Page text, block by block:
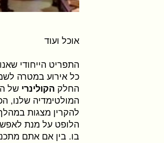
אוכל ועוד
התפריט הייחודי
כל אירוע במטרה
החלק הקולינרי של
המולטימדיה שלנו,
להקרין מצגות
הלופט על מנת
בו. בין אם אתם